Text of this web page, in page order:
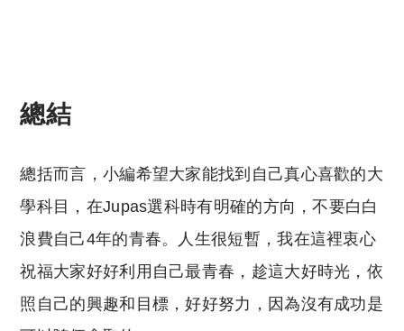
總結
總括而言，小編希望大家能找到自己真心喜歡的大
學科目，在Jupas選科時有明確的方向，不要白白
浪費自己4年的青春。人生很短暫，我在這裡衷心
祝福大家好好利用自己最青春，趁這大好時光，依
照自己的興趣和目標，好好努力，因為沒有成功是